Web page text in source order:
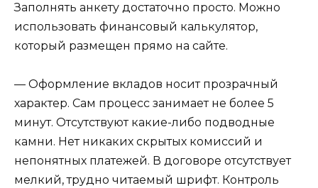
Заполнять анкету достаточно просто. Можно
использовать финансовый калькулятор,
который размещен прямо на сайте.
— Оформление вкладов носит прозрачный
характер. Сам процесс занимает не более 5
минут. Отсутствуют какие-либо подводные
камни. Нет никаких скрытых комиссий и
непонятных платежей. В договоре отсутствует
мелкий, трудно читаемый шрифт. Контроль